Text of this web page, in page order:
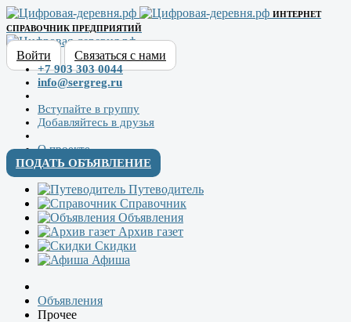
ИНТЕРНЕТ
СПРАВОЧНИК ПРЕДПРИЯТИЙ
Войти Связаться с нами
+7 903 303 0044
info@sergreg.ru
Вступайте в группу
Добавляйтесь в друзья
О проекте
ПОДАТЬ ОБЪЯВЛЕНИЕ
Путеводитель
Справочник
Объявления
Архив газет
Скидки
Афиша
Объявления
Прочее